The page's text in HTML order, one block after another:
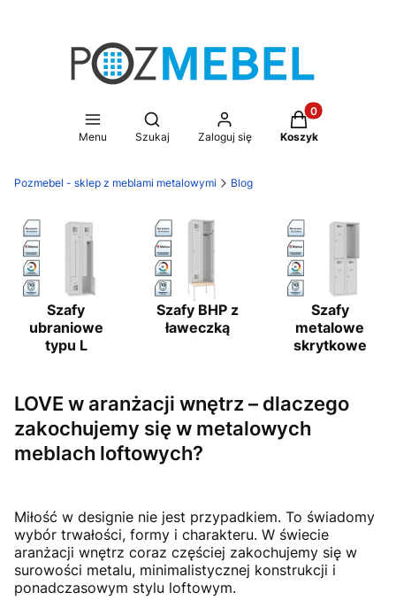
Menu
Otwórz wyszukiwarkę
Szukaj Zaloguj się
Produkty w
Koszyk
Pozmebel - sklep z meblami metalowymi Blog
Szafy
ubraniowe
typu L
Szafy BHP z
ławeczką
Szafy
metalowe
skrytkowe
LOVE w aranżacji wnętrz – dlaczego
zakochujemy się w metalowych
meblach loftowych?
Miłość w designie nie jest przypadkiem. To świadomy
wybór trwałości, formy i charakteru. W świecie
aranżacji wnętrz coraz częściej zakochujemy się w
surowości metalu, minimalistycznej konstrukcji i
ponadczasowym stylu loftowym.